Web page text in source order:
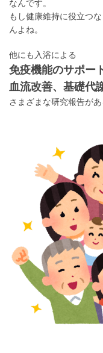
なんです。
もし健康維持に役立つ
んよね。
他にも入浴による
免疫機能のサポー
血流改善、基礎代
さまざまな研究報告があ